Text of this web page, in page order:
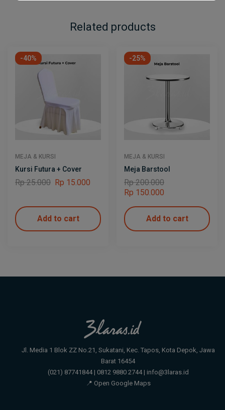
Related products
-40%
MEJA & KURSI
Kursi Futura + Cover
Rp25.000 Rp 15.000
Add to cart
-25%
MEJA & KURSI
Meja Barstool
Rp200.000
Rp 150.000
Add to cart
Jl. Media 1 Blok ZZ No.21, Sukatani, Kec. Tapos, Kota Depok, Jawa
Barat 16454
(021) 87741844 | 0812 9880 2744 | info@3laras.id
📍 Open Google Maps